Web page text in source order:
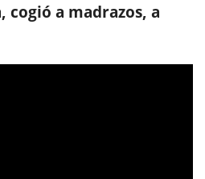
cogió a madrazos, a